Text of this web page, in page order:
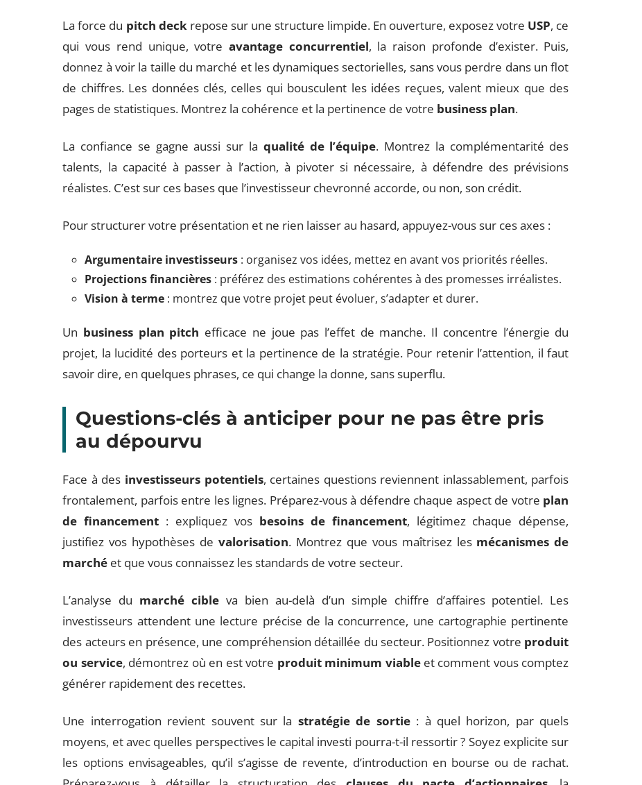
La force du pitch deckrepose sur une structure limpide. En ouverture, exposez votre USP, ce
qui vous rend unique, votre avantage concurrentiel, la raison profonde d’exister. Puis,
donnez à voir la taille du marché et les dynamiques sectorielles, sans vous perdre dans un flot
de chiffres. Les données clés, celles qui bousculent les idées reçues, valent mieux que des
pages de statistiques. Montrez la cohérence et la pertinence de votre business plan.
La confiance se gagne aussi sur la qualité de l’équipe. Montrez la complémentarité des
talents, la capacité à passer à l’action, à pivoter si nécessaire, à défendre des prévisions
réalistes. C’est sur ces bases que l’investisseur chevronné accorde, ou non, son crédit.
Pour structurer votre présentation et ne rien laisser au hasard, appuyez-vous sur ces axes :
Argumentaire investisseurs : organisez vos idées, mettez en avant vos priorités réelles.
Projections financières : préférez des estimations cohérentes à des promesses irréalistes.
Vision à terme : montrez que votre projet peut évoluer, s’adapter et durer.
Un business plan pitch efficace ne joue pas l’effet de manche. Il concentre l’énergie du
projet, la lucidité des porteurs et la pertinence de la stratégie. Pour retenir l’attention, il faut
savoir dire, en quelques phrases, ce qui change la donne, sans superflu.
Questions-clés à anticiper pour ne pas être pris
au dépourvu
Face à des investisseurs potentiels, certaines questions reviennent inlassablement, parfois
frontalement, parfois entre les lignes. Préparez-vous à défendre chaque aspect de votre plan
de financement : expliquez vos besoins de financement, légitimez chaque dépense,
justifiez vos hypothèses de valorisation. Montrez que vous maîtrisez les mécanismes de
marché et que vous connaissez les standards de votre secteur.
L’analyse du marché cible va bien au-delà d’un simple chiffre d’affaires potentiel. Les
investisseurs attendent une lecture précise de la concurrence, une cartographie pertinente
des acteurs en présence, une compréhension détaillée du secteur. Positionnez votre produit
ou service, démontrez où en est votre produit minimum viableet comment vous comptez
générer rapidement des recettes.
Une interrogation revient souvent sur la stratégie de sortie: à quel horizon, par quels
moyens, et avec quelles perspectives le capital investi pourra-t-il ressortir ? Soyez explicite sur
les options envisageables, qu’il s’agisse de revente, d’introduction en bourse ou de rachat.